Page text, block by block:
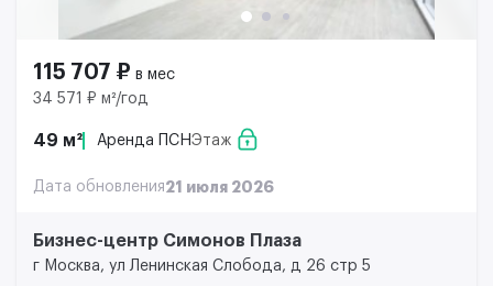
115 707 ₽ в мес
34 571 ₽ м²/год
49 м² Аренда ПСНЭтаж
Дата обновления21 июля 2026
Бизнес-центр Симонов Плаза
г Москва, ул Ленинская Слобода, д 26 стр 5